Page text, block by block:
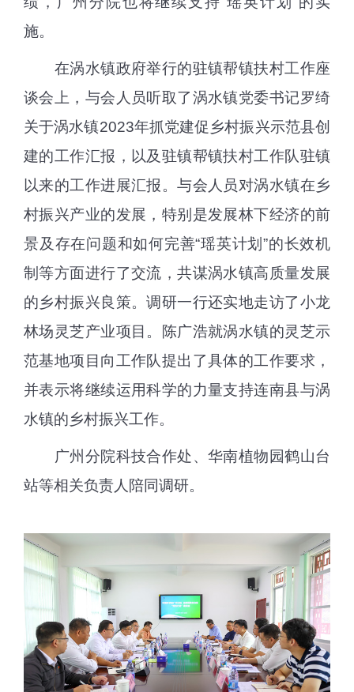
施。
在涡水镇政府举行的驻镇帮镇扶村工作座
谈会上，与会人员听取了涡水镇党委书记罗绮
关于涡水镇2023年抓党建促乡村振兴示范县创
建的工作汇报，以及驻镇帮镇扶村工作队驻镇
以来的工作进展汇报。与会人员对涡水镇在乡
村振兴产业的发展，特别是发展林下经济的前
景及存在问题和如何完善“瑶英计划”的长效机
制等方面进行了交流，共谋涡水镇高质量发展
的乡村振兴良策。调研一行还实地走访了小龙
林场灵芝产业项目。陈广浩就涡水镇的灵芝示
范基地项目向工作队提出了具体的工作要求，
并表示将继续运用科学的力量支持连南县与涡
水镇的乡村振兴工作。
广州分院科技合作处、华南植物园鹤山台
站等相关负责人陪同调研。